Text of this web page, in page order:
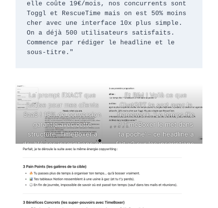
elle coûte 19€/mois, nos concurrents sont
Toggl et RescueTime mais on est 50% moins
cher avec une interface 10x plus simple.
On a déjà 500 utilisateurs satisfaits.
Commence par rédiger le headline et le
sous-titre."
Le prompt EXACT que
j’utilise pour mes clients
SaaS ! 15% de conversion
garantie avec cette
structure. TimeBoxer a
doublé ses inscriptions en
1 semaine avec ça
Et BIM ! Voilà ce que
ChatGPT te sort avec le
framework. ‘Le temps file
? TimeBoxer le met dans
ta poche’ – ce headline a
fait x2 sur les inscriptions.
Pas mal pour 30 secondes